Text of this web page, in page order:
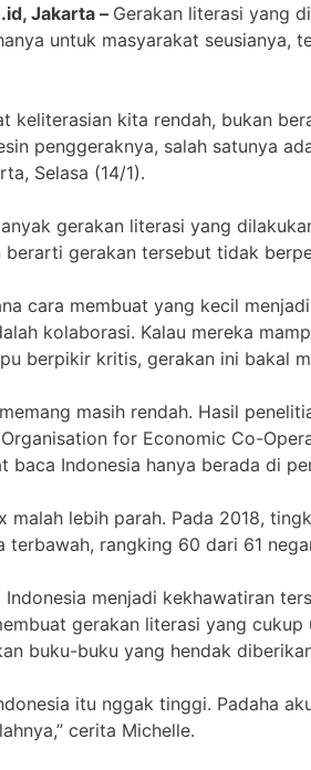
Jakarta – Gerakan literasi yang
untuk masyarakat seusianya,
keliterasian kita rendah, bukan
penggeraknya, salah satunya
Selasa (14/1).
gerakan literasi yang
berarti gerakan tersebut tidak
cara membuat yang kecil
kolaborasi. Kalau mereka
berpikir kritis, gerakan ini bakal
masih rendah. Hasil
for Economic Co-
baca Indonesia hanya berada di
malah lebih parah. Pada 2018,
terbawah, rangking 60 dari 61
menjadi kekhawatiran
gerakan literasi yang
buku-buku yang hendak
itu nggak tinggi. Padaha
cerita Michelle.